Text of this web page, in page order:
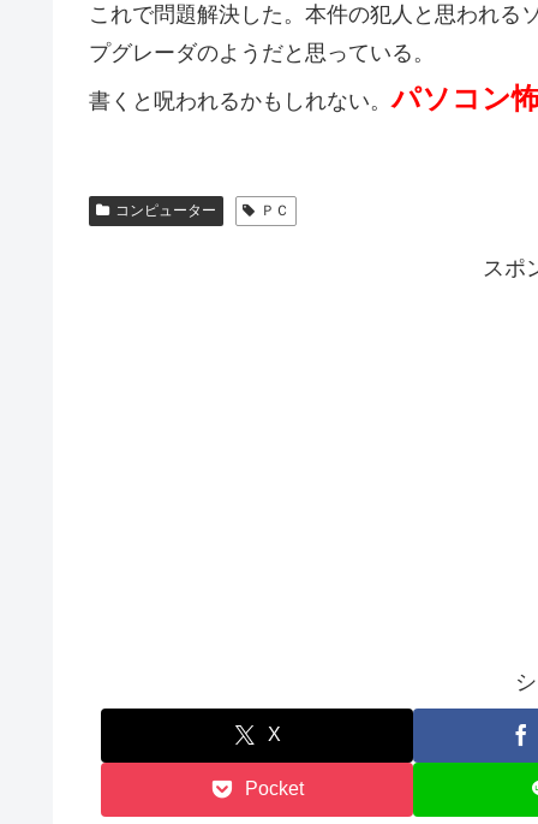
これで問題解決した。本件の犯人と思われる
プグレーダのようだと思っている。
書くと呪われるかもしれない。パソコン
コンピューター ＰＣ
スポ
X
Pocket